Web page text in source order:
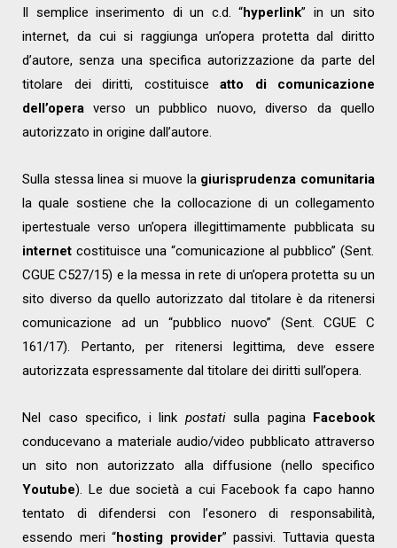
Il semplice inserimento di un c.d. “hyperlink” in un sito
internet, da cui si raggiunga un’opera protetta dal diritto
d’autore, senza una specifica autorizzazione da parte del
titolare dei diritti, costituisce atto di comunicazione
dell’operaverso un pubblico nuovo, diverso da quello
autorizzato in origine dall’autore.
Sulla stessa linea si muove la giurisprudenza comunitaria
la quale sostiene che la collocazione di un collegamento
ipertestuale verso un’opera illegittimamente pubblicata su
internet costituisce una “comunicazione al pubblico” (Sent.
CGUE C527/15) e la messa in rete di un’opera protetta su un
sito diverso da quello autorizzato dal titolare è da ritenersi
comunicazione ad un “pubblico nuovo” (Sent. CGUE C
161/17). Pertanto, per ritenersi legittima, deve essere
autorizzata espressamente dal titolare dei diritti sull’opera.
Nel caso specifico, i link postatisulla paginaFacebook
conducevano a materiale audio/video pubblicato attraverso
un sito non autorizzato alla diffusione (nello specifico
Youtube). Le due società a cui Facebook fa capo hanno
tentato di difendersi con l’esonero di responsabilità,
essendo meri “hosting provider” passivi. Tuttavia questa